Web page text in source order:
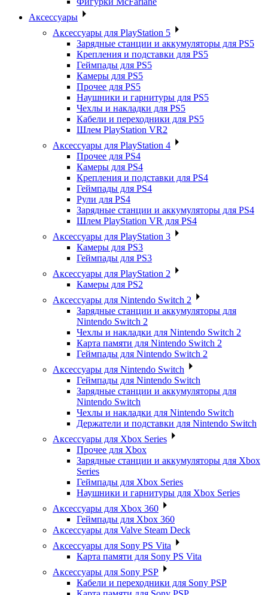
Аксессуары
Аксессуары для PlayStation 5
Зарядные станции и аккумуляторы для PS5
Крепления и подставки для PS5
Геймпады для PS5
Камеры для PS5
Прочее для PS5
Наушники и гарнитуры для PS5
Чехлы и накладки для PS5
Кабели и переходники для PS5
Шлем PlayStation VR2
Аксессуары для PlayStation 4
Прочее для PS4
Камеры для PS4
Крепления и подставки для PS4
Геймпады для PS4
Рули для PS4
Зарядные станции и аккумуляторы для PS4
Шлем PlayStation VR для PS4
Аксессуары для PlayStation 3
Камеры для PS3
Геймпады для PS3
Аксессуары для PlayStation 2
Камеры для PS2
Аксессуары для Nintendo Switch 2
Зарядные станции и аккумуляторы для
Nintendo Switch 2
Чехлы и накладки для Nintendo Switch 2
Карта памяти для Nintendo Switch 2
Геймпады для Nintendo Switch 2
Аксессуары для Nintendo Switch
Геймпады для Nintendo Switch
Зарядные станции и аккумуляторы для
Nintendo Switch
Чехлы и накладки для Nintendo Switch
Держатели и подставки для Nintendo Switch
Аксессуары для Xbox Series
Прочее для Xbox
Зарядные станции и аккумуляторы для Xbox
Series
Геймпады для Xbox Series
Наушники и гарнитуры для Xbox Series
Аксессуары для Xbox 360
Геймпады для Xbox 360
Аксессуары для Valve Steam Deck
Аксессуары для Sony PS Vita
Карта памяти для Sony PS Vita
Аксессуары для Sony PSP
Кабели и переходники для Sony PSP